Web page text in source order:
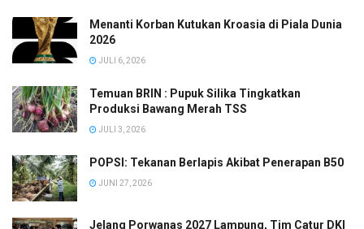
Menanti Korban Kutukan Kroasia di Piala Dunia
2026
JULI 6, 2026
Temuan BRIN : Pupuk Silika Tingkatkan
Produksi Bawang Merah TSS
JULI 3, 2026
POPSI: Tekanan Berlapis Akibat Penerapan B50
JUNI 27, 2026
Jelang Porwanas 2027 Lampung, Tim Catur DKI